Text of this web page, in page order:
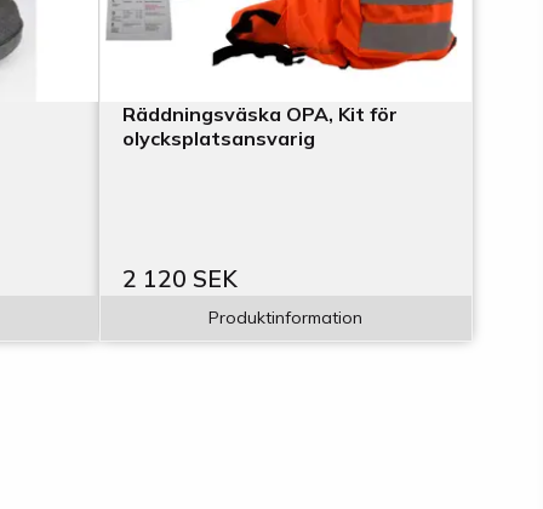
Räddningsväska OPA, Kit för
olycksplatsansvarig
2 120 SEK
Produktinformation